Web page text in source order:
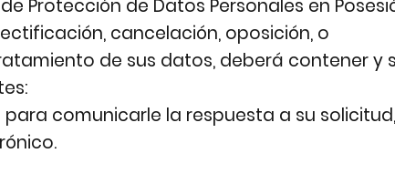
Protección de Datos Personales en
cancelación, oposición, o
de sus datos, deberá contener y
comunicarle la respuesta a su solicitud,